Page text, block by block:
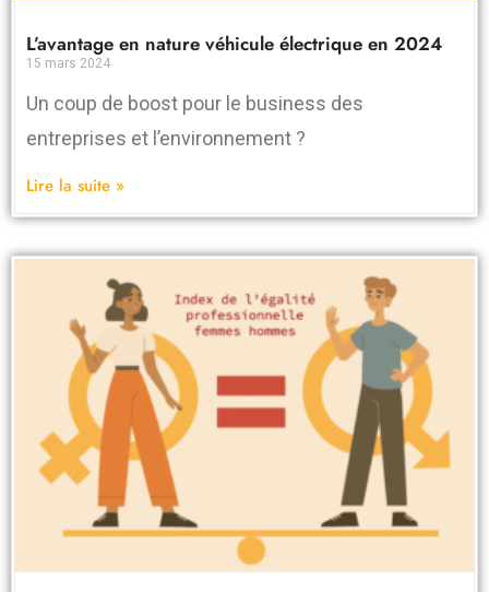
L’avantage en nature véhicule électrique en 2024
15 mars 2024
Un coup de boost pour le business des
entreprises et l’environnement ?
Lire la suite »